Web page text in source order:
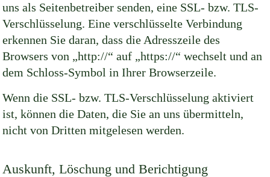
uns als Seitenbetreiber senden, eine SSL- bzw. TLS-
Verschlüsselung. Eine verschlüsselte Verbindung
erkennen Sie daran, dass die Adresszeile des
Browsers von „http://“ auf „https://“ wechselt und an
dem Schloss-Symbol in Ihrer Browserzeile.
Wenn die SSL- bzw. TLS-Verschlüsselung aktiviert
ist, können die Daten, die Sie an uns übermitteln,
nicht von Dritten mitgelesen werden.
Auskunft, Löschung und Berichtigung